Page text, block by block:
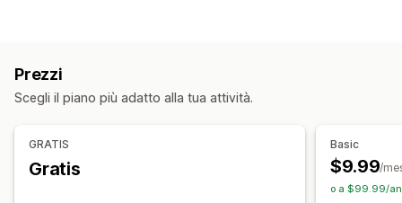
Personalizzazione
Caselle di spunta
Pop-up
Colore e font
Testo personalizzato
Prezzi
Scegli il piano più adatto alla tua attività.
GRATIS
Gratis
Basic
$9.99/
o a $99.99/